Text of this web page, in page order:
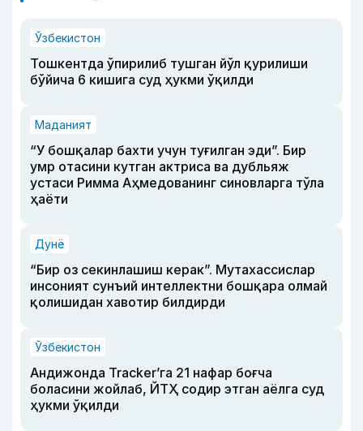
Ўзбекистон
Тошкентда ўпирилиб тушган йўл қурилиши
бўйича 6 кишига суд ҳукми ўқилди
Маданият
“У бошқалар бахти учун туғилган эди”. Бир
умр отасини кутган актриса ва дубльяж
устаси Римма Аҳмедованинг синовларга тўла
ҳаёти
Дунё
“Бир оз секинлашиш керак”. Мутахассислар
инсоният сунъий интеллектни бошқара олмай
қолишидан хавотир билдирди
Ўзбекистон
Андижонда Tracker’га 21 нафар боғча
боласини жойлаб, ЙТҲ содир этган аёлга суд
ҳукми ўқилди